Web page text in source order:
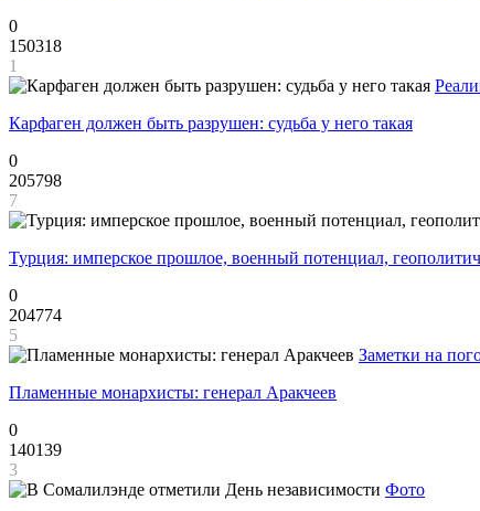
0
150318
1
Карфаген должен быть разрушен: судьба у него такая
0
205798
7
Турция: имперское прошлое, военный потенциал,
0
204774
5
Заметки на
Пламенные монархисты: генерал Аракчеев
0
140139
3
Фото